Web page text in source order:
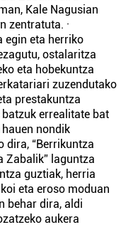
Kale Nagusian
zentratuta. ·
egin eta herriko
ostalaritza
eta hobekuntza
zuzendutako
prestakuntza
errealitate bat
nondik
dira, “Berrikuntza
Zabalik” laguntza
guztiak, herria
eta eroso moduan
behar dira, aldi
aukera